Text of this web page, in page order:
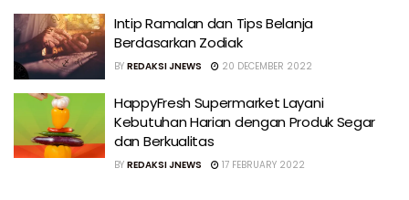
Intip Ramalan dan Tips Belanja
Berdasarkan Zodiak
BY REDAKSI JNEWS 20 DECEMBER 2022
HappyFresh Supermarket Layani
Kebutuhan Harian dengan Produk Segar
dan Berkualitas
BY REDAKSI JNEWS 17 FEBRUARY 2022